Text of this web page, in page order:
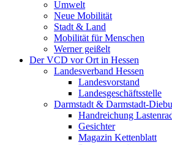
Umwelt
Neue Mobilität
Stadt & Land
Mobilität für Menschen
Werner geißelt
Der VCD vor Ort in Hessen
Landesverband Hessen
Landesvorstand
Landesgeschäftsstelle
Darmstadt & Darmstadt-
Handreichung
Gesichter
Magazin Kettenblatt